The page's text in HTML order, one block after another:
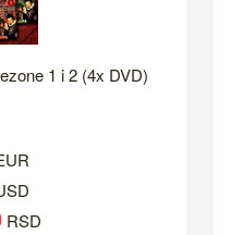
1 i 2 (4x DVD)
RSD